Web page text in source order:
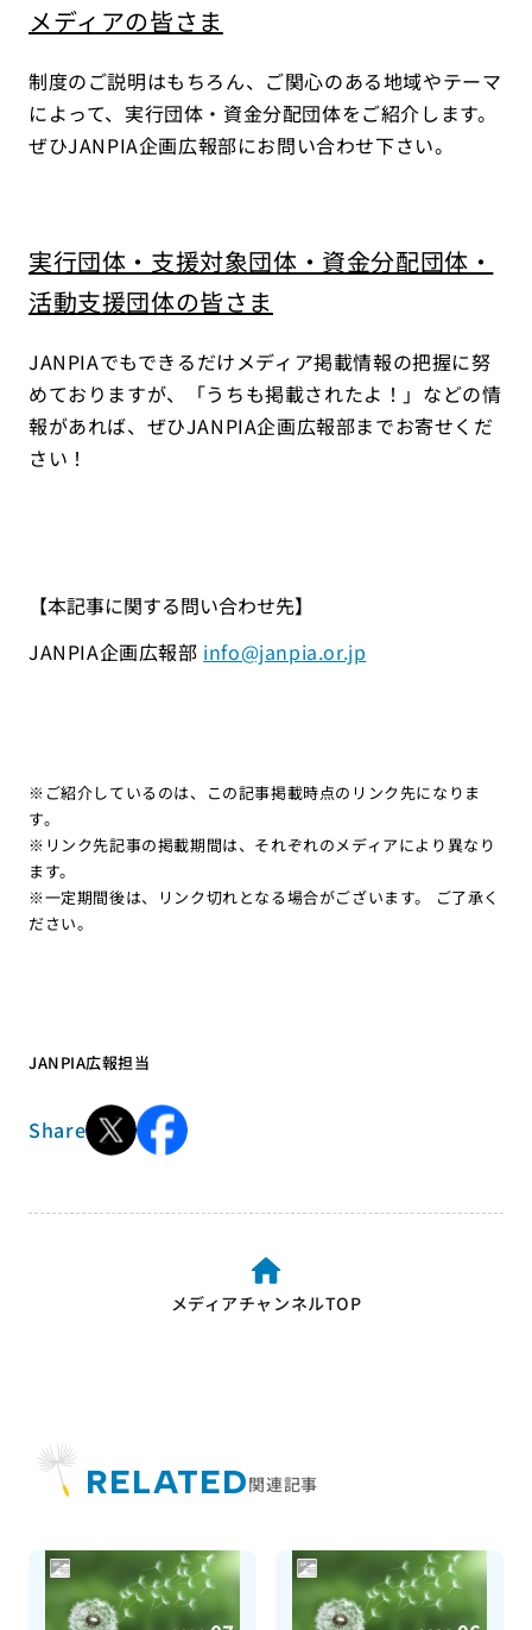
メディアの皆さま
制度のご説明はもちろん、ご関心のある地域やテーマ
によって、実行団体・資金分配団体をご紹介します。
ぜひJANPIA企画広報部にお問い合わせ下さい。
実行団体・支援対象団体・資金分配団体・
活動支援団体の皆さま
JANPIAでもできるだけメディア掲載情報の把握に努
めておりますが、「うちも掲載されたよ！」などの情
報があれば、ぜひJANPIA企画広報部までお寄せくだ
さい！
【本記事に関する問い合わせ先】
JANPIA企画広報部 info@janpia.or.jp
※ご紹介しているのは、この記事掲載時点のリンク先になりま
す。
※リンク先記事の掲載期間は、それぞれのメディアにより異なり
ます。
※一定期間後は、リンク切れとなる場合がございます。 ご了承く
ださい。
JANPIA広報担当
Share
メディアチャンネルTOP
RELATED関連記事